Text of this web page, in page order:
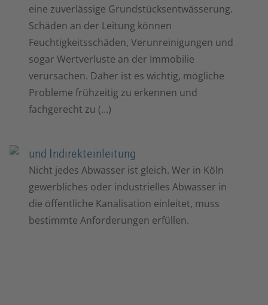
eine zuverlässige Grundstücksentwässerung.
Schäden an der Leitung können
Feuchtigkeitsschäden, Verunreinigungen und
sogar Wertverluste an der Immobilie
verursachen. Daher ist es wichtig, mögliche
Probleme frühzeitig zu erkennen und
fachgerecht zu (…)
und Indirekt­einleitung
Nicht jedes Abwasser ist gleich. Wer in Köln
gewerbliches oder industrielles Abwasser in
die öffentliche Kanalisation einleitet, muss
bestimmte Anforderungen erfüllen.